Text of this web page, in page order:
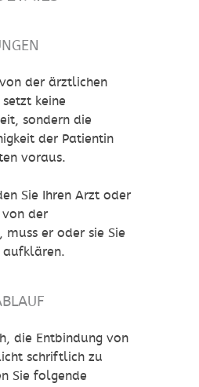
der ärztlichen
keine
sondern die
der Patientin
voraus.
Sie Ihren Arzt oder
der
er oder sie Sie
aufklären.
die Entbindung von
schriftlich zu
Sie folgende